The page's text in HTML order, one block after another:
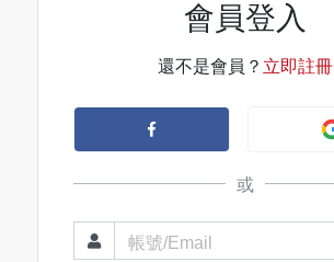
會員登入
還不是會員？ 立即註冊
或
帳號/Email